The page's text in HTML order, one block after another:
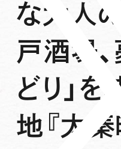
な大人
戸酒場
どり」
地『太